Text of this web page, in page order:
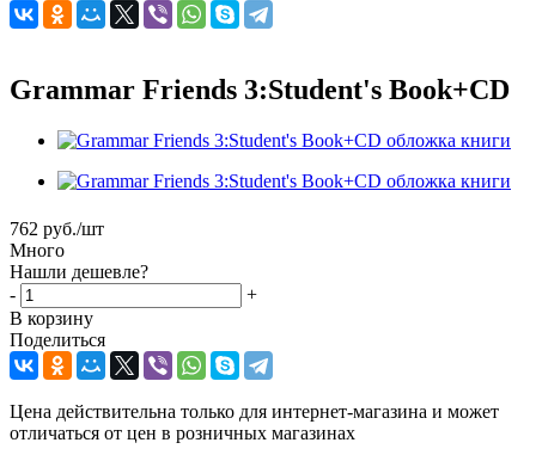
Grammar Friends 3:Student's Book+CD
762 руб./шт
Много
Нашли дешевле?
-
+
В корзину
Поделиться
Цена действительна только для интернет-магазина и может
отличаться от цен в розничных магазинах